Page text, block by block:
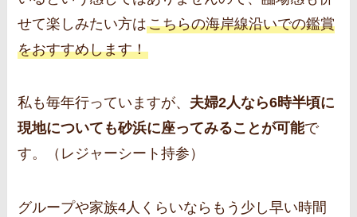
せて楽しみたい方はこちらの海岸線沿いでの鑑賞
をおすすめします！
私も毎年行っていますが、 夫婦2人なら6時半頃に
現地についても砂浜に座ってみることが可能で
す。（レジャーシート持参）
グループや家族4人くらいならもう少し早い時間